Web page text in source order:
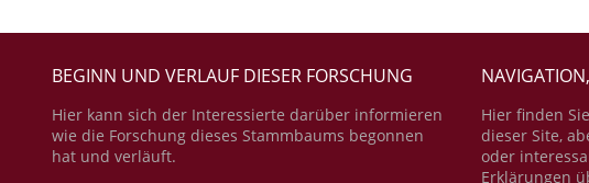
BEGINN UND VERLAUF DIESER FORSCHUNG
Hier kann sich der Interessierte darüber informieren
wie die Forschung dieses Stammbaums begonnen
hat und verläuft.
Hier finden
dieser Site,
oder
Erklärungen